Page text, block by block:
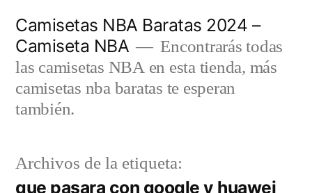
contenido
Camisetas NBA Baratas 2024 –
Camiseta NBA
Encontrarás todas
las camisetas NBA en esta tienda, más
camisetas nba baratas te esperan
también.
Archivos de la etiqueta:
que pasara con google y huawei